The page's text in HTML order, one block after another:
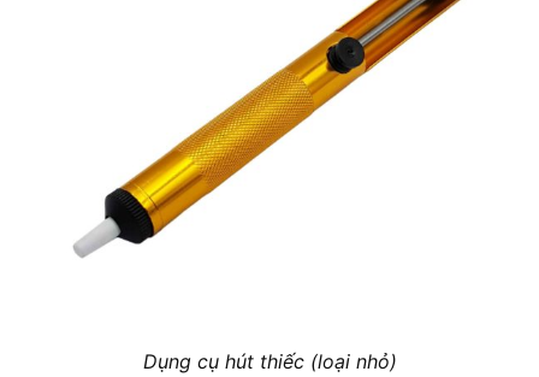
Dụng cụ hút thiếc (loại nhỏ)